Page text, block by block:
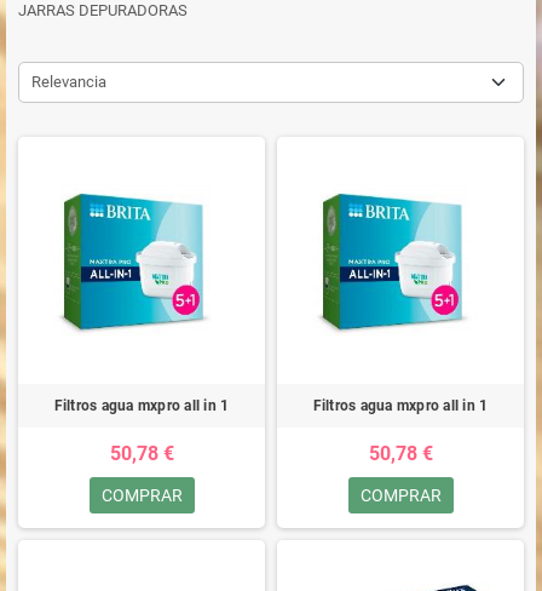
JARRAS DEPURADORAS
Relevancia
Filtros agua mxpro all in 1
50,78 €
COMPRAR
Filtros agua mxpro all in 1
50,78 €
COMPRAR